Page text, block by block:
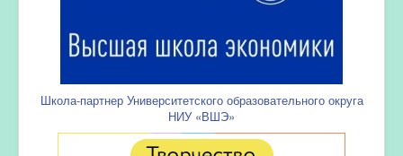
Школа-партнер Университетского образовательного округа
НИУ «ВШЭ»